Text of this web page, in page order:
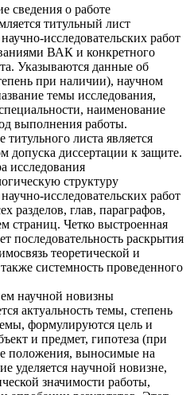
сведения о работе
титульный лист
исследовательских работ
ВАК и конкретного
Указываются данные об
при наличии), научном
темы исследования,
наименование
выполнения работы.
листа является
допуска диссертации к защите.
исследования
структуру
исследовательских работ
разделов, глав, параграфов,
страниц. Четко выстроенная
последовательность раскрытия
теоретической и
системность проведенного
научной новизны
актуальность темы, степень
формулируются цель и
и предмет, гипотеза (при
положения, выносимые на
уделяется научной новизне,
значимости работы,